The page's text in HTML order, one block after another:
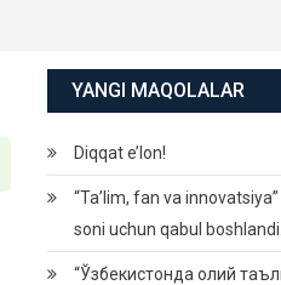
YANGI MAQOLALAR
Diqqat e’lon!
“Ta’lim, fan va
soni uchun qabul boshlandi.
“Ўзбекистонда олий